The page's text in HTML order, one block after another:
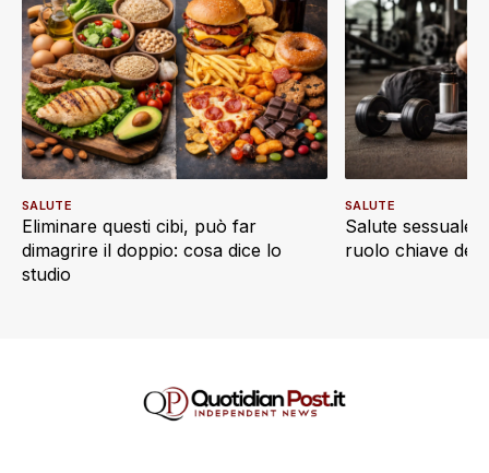
Eliminare questi cibi, può far
dimagrire il doppio: cosa dice lo
studio
SALUTE
Salute sessuale
ruolo chiave
SALUTE